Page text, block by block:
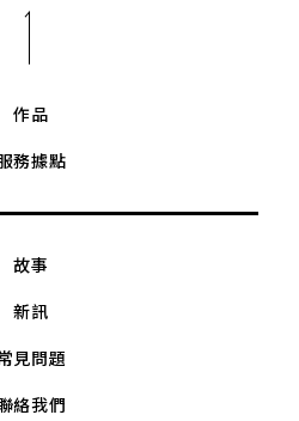
作品
務據點
故事
新訊
見問題
絡我們